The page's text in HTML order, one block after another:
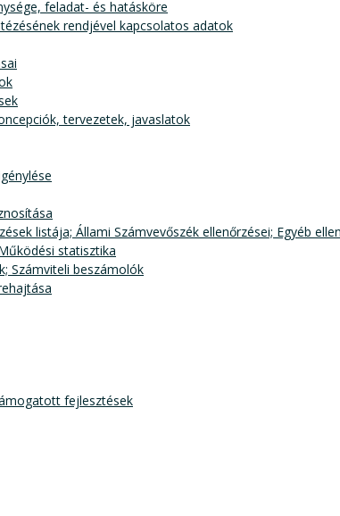
feladat- és hatásköre
rendjével kapcsolatos adatok
tervezetek, javaslatok
listája; Állami Számvevőszék ellenőrzései; Egyéb
statisztika
Számviteli beszámolók
fejlesztések